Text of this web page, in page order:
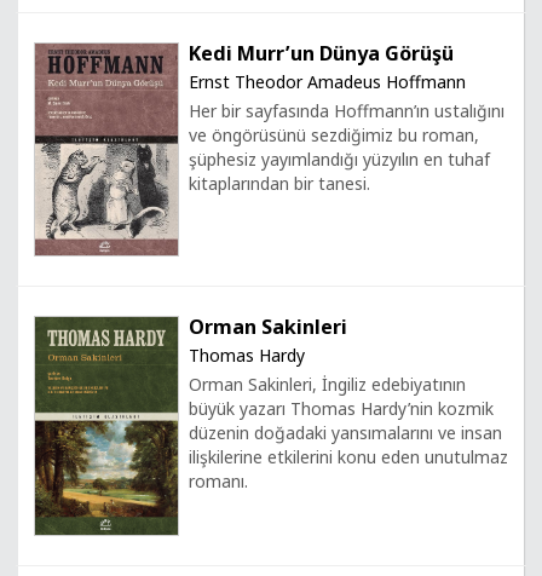
Kedi Murr’un Dünya Görüşü
Ernst Theodor Amadeus Hoffmann
Her bir sayfasında Hoffmann’ın ustalığını
ve öngörüsünü sezdiğimiz bu roman,
şüphesiz yayımlandığı yüzyılın en tuhaf
kitaplarından bir tanesi.
Orman Sakinleri
Thomas Hardy
Orman Sakinleri, İngiliz edebiyatının
büyük yazarı Thomas Hardy’nin kozmik
düzenin doğadaki yansımalarını ve insan
ilişkilerine etkilerini konu eden unutulmaz
romanı.